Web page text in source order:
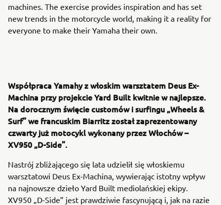
machines. The exercise provides inspiration and has set
new trends in the motorcycle world, making it a reality for
everyone to make their Yamaha their own.
Współpraca Yamahy z włoskim warsztatem Deus Ex-
Machina przy projekcie Yard Built kwitnie w najlepsze.
Na dorocznym święcie customów i surfingu „Wheels &
Surf” we francuskim Biarritz został zaprezentowany
czwarty już motocykl wykonany przez Włochów –
XV950 „D-Side”.
Nastrój zbliżającego się lata udzielił się włoskiemu
warsztatowi Deus Ex-Machina, wywierając istotny wpływ
na najnowsze dzieło Yard Built mediolańskiej ekipy.
XV950 „D-Side” jest prawdziwie fascynującą i, jak na razie